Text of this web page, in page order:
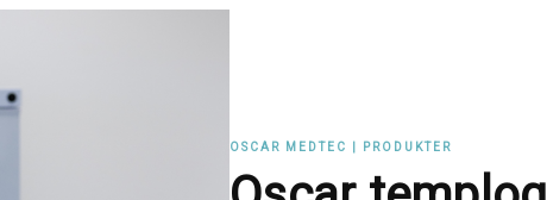
OSCAR MEDTEC | PRODUKTER